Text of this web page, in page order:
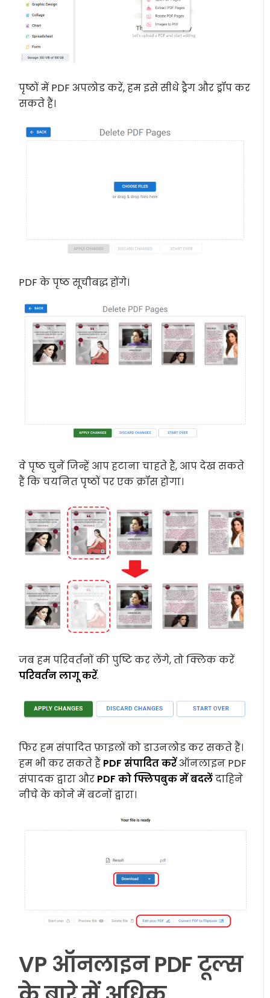
पृष्ठों में PDF अपलोड करें, हम इसे सीधे ड्रैग और ड्रॉप कर
सकते हैं।
PDF के पृष्ठ सूचीबद्ध होंगे।
वे पृष्ठ चुनें जिन्हें आप हटाना चाहते हैं, आप देख सकते
हैं कि चयनित पृष्ठों पर एक क्रॉस होगा।
जब हम परिवर्तनों की पुष्टि कर लेंगे, तो क्लिक करें
परिवर्तन लागू करें.
फिर हम संपादित फ़ाइलों को डाउनलोड कर सकते हैं।
हम भी कर सकते हैं PDF संपादित करेंऑनलाइन PDF
संपादक द्वारा और PDF को फ्लिपबुक में बदलेंदाहिने
नीचे के कोने में बटनों द्वारा।
VP ऑनलाइन PDF टूल्स